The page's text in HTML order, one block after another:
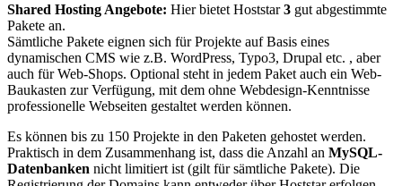
Shared Hosting Angebote: Hier bietet Hoststar3 gut abgestimmte
Pakete an.
Sämtliche Pakete eignen sich für Projekte auf Basis eines
dynamischen CMS wie z.B. WordPress, Typo3, Drupal etc. , aber
auch für Web-Shops. Optional steht in jedem Paket auch ein Web-
Baukasten zur Verfügung, mit dem ohne Webdesign-Kenntnisse
professionelle Webseiten gestaltet werden können.
Es können bis zu 150 Projekte in den Paketen gehostet werden.
Praktisch in dem Zusammenhang ist, dass die Anzahl an MySQL-
Datenbanken nicht limitiert ist (gilt für sämtliche Pakete). Die